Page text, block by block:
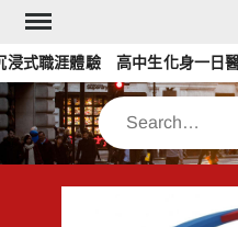
Skip
content
職涯體驗 高中生化身一日醫護
Search